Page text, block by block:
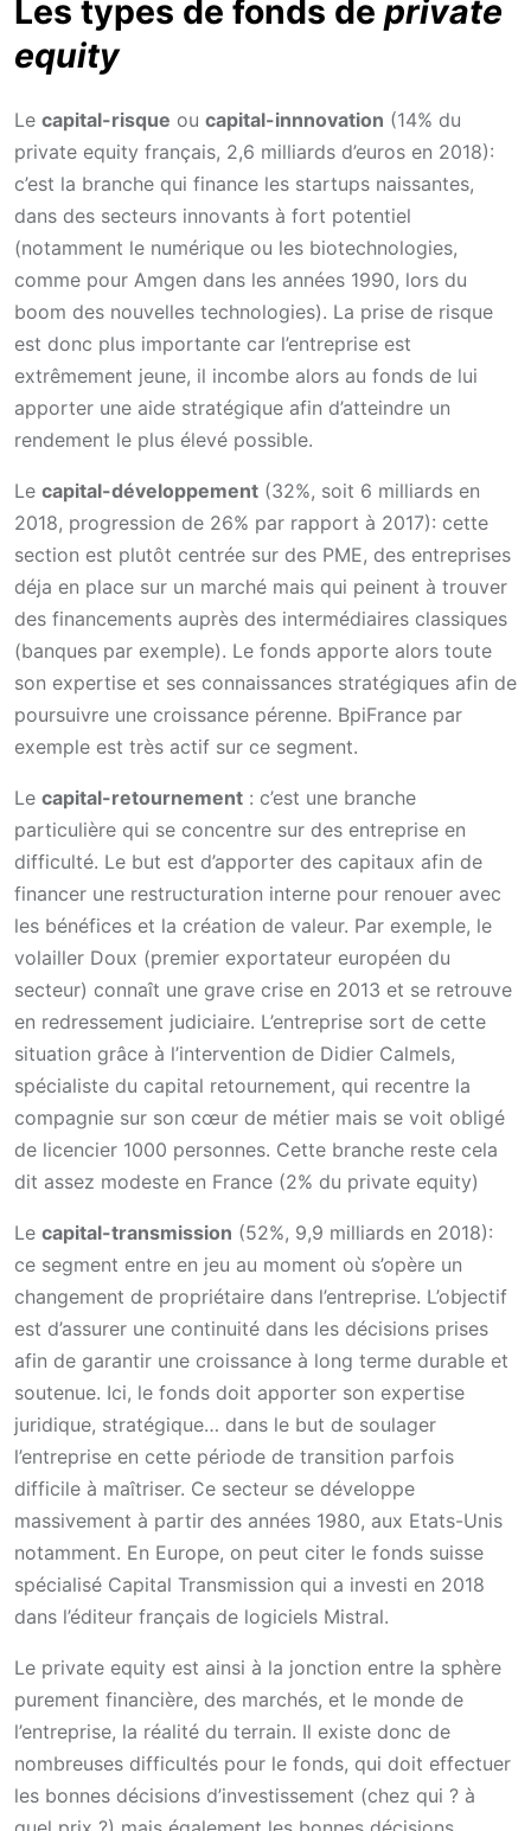
Les types de fonds de private
equity
Le capital-risque ou capital-innnovation (14% du
private equity français, 2,6 milliards d’euros en 2018):
c’est la branche qui finance les startups naissantes,
dans des secteurs innovants à fort potentiel
(notamment le numérique ou les biotechnologies,
comme pour Amgen dans les années 1990, lors du
boom des nouvelles technologies). La prise de risque
est donc plus importante car l’entreprise est
extrêmement jeune, il incombe alors au fonds de lui
apporter une aide stratégique afin d’atteindre un
rendement le plus élevé possible.
Le capital-développement (32%, soit 6 milliards en
2018, progression de 26% par rapport à 2017): cette
section est plutôt centrée sur des PME, des entreprises
déja en place sur un marché mais qui peinent à trouver
des financements auprès des intermédiaires classiques
(banques par exemple). Le fonds apporte alors toute
son expertise et ses connaissances stratégiques afin de
poursuivre une croissance pérenne. BpiFrance par
exemple est très actif sur ce segment.
Le capital-retournement : c’est une branche
particulière qui se concentre sur des entreprise en
difficulté. Le but est d’apporter des capitaux afin de
financer une restructuration interne pour renouer avec
les bénéfices et la création de valeur. Par exemple, le
volailler Doux (premier exportateur européen du
secteur) connaît une grave crise en 2013 et se retrouve
en redressement judiciaire. L’entreprise sort de cette
situation grâce à l’intervention de Didier Calmels,
spécialiste du capital retournement, qui recentre la
compagnie sur son cœur de métier mais se voit obligé
de licencier 1000 personnes. Cette branche reste cela
dit assez modeste en France (2% du private equity)
Le capital-transmission (52%, 9,9 milliards en 2018):
ce segment entre en jeu au moment où s’opère un
changement de propriétaire dans l’entreprise. L’objectif
est d’assurer une continuité dans les décisions prises
afin de garantir une croissance à long terme durable et
soutenue. Ici, le fonds doit apporter son expertise
juridique, stratégique… dans le but de soulager
l’entreprise en cette période de transition parfois
difficile à maîtriser. Ce secteur se développe
massivement à partir des années 1980, aux Etats-Unis
notamment. En Europe, on peut citer le fonds suisse
spécialisé Capital Transmission qui a investi en 2018
dans l’éditeur français de logiciels Mistral.
Le private equity est ainsi à la jonction entre la sphère
purement financière, des marchés, et le monde de
l’entreprise, la réalité du terrain. Il existe donc de
nombreuses difficultés pour le fonds, qui doit effectuer
les bonnes décisions d’investissement (chez qui ? à